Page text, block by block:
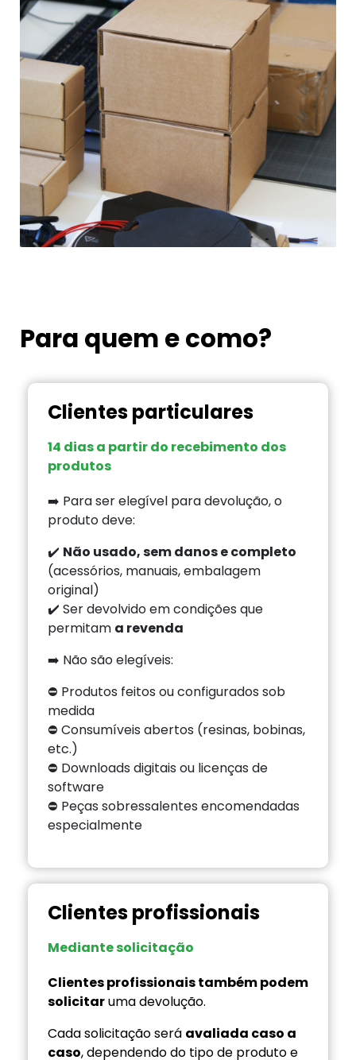
Para quem e como?
Clientes particulares
14 dias a partir do recebimento dos
produtos
➡️ Para ser elegível para devolução, o
produto deve:
✔️ Não usado, sem danos e completo
(acessórios, manuais, embalagem
original)
✔️ Ser devolvido em condições que
permitam a revenda
➡️ Não são elegíveis:
⛔ Produtos feitos ou configurados sob
medida
⛔ Consumíveis abertos (resinas, bobinas,
etc.)
⛔ Downloads digitais ou licenças de
software
⛔ Peças sobressalentes encomendadas
especialmente
Clientes profissionais
Mediante solicitação
Clientes profissionais também podem
solicitaruma devolução.
Cada solicitação será avaliada caso a
caso, dependendo do tipo de produto e